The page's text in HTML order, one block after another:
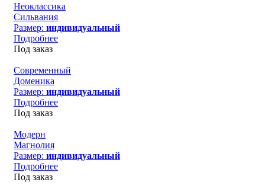
Неоклассика
Сильвания
Размер: индивидуальный
Подробнее
Под заказ
Современный
Доменика
Размер: индивидуальный
Подробнее
Под заказ
Модерн
Магнолия
Размер: индивидуальный
Подробнее
Под заказ